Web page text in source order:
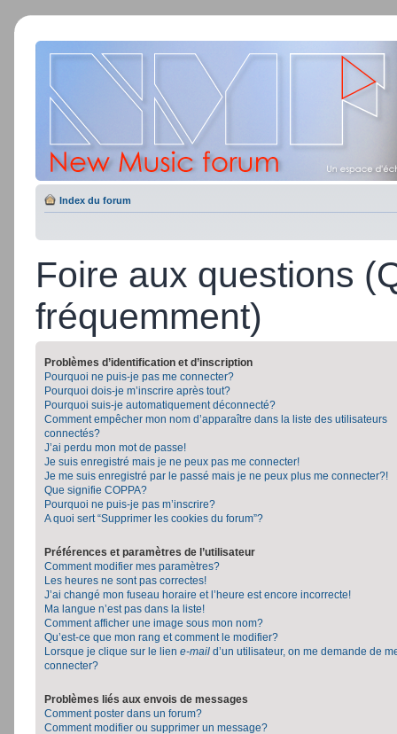
Index du forum
Foire aux questions
fréquemment)
Problèmes d’identification et d’inscription
Pourquoi ne puis-je pas me connecter?
Pourquoi dois-je m’inscrire après tout?
Pourquoi suis-je automatiquement déconnecté?
Comment empêcher mon nom d’apparaître dans la liste des utilisateurs
connectés?
J’ai perdu mon mot de passe!
Je suis enregistré mais je ne peux pas me connecter!
Je me suis enregistré par le passé mais je ne peux plus me connecter?!
Que signifie COPPA?
Pourquoi ne puis-je pas m’inscrire?
A quoi sert “Supprimer les cookies du forum”?
Préférences et paramètres de l’utilisateur
Comment modifier mes paramètres?
Les heures ne sont pas correctes!
J’ai changé mon fuseau horaire et l’heure est encore incorrecte!
Ma langue n’est pas dans la liste!
Comment afficher une image sous mon nom?
Qu’est-ce que mon rang et comment le modifier?
Lorsque je clique sur le lien e-mail d’un utilisateur, on me demande de
connecter?
Problèmes liés aux envois de messages
Comment poster dans un forum?
Comment modifier ou supprimer un message?